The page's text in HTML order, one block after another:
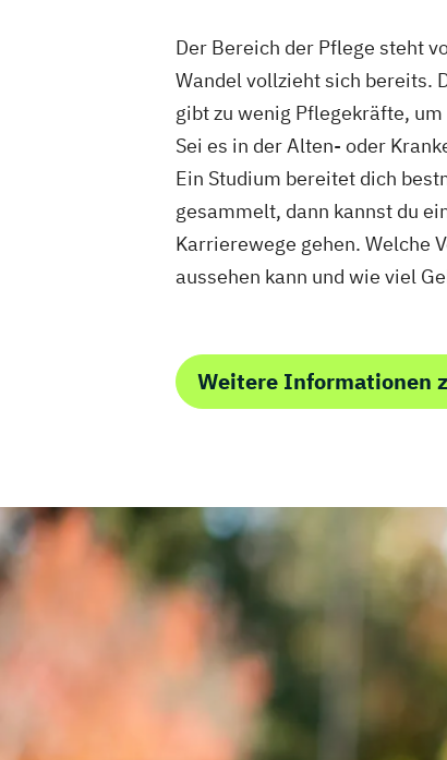
Der Bereich der Pflege steht
Wandel vollzieht sich bereits.
gibt zu wenig Pflegekräfte,
Sei es in der Alten- oder
Ein Studium bereitet dich
gesammelt, dann kannst du
Karrierewege gehen. Welche
aussehen kann und wie viel
Weitere Informationen